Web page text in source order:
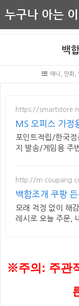
누구나 아는 이
백
애니, 만화,
https://
MS 오피스 가정
포인트적립/한국
지 발송/게임용 주
http://
백합조개 쿠팡
모래 걱정 없이 해
레시로 오늘 주문,
※주의: 주관